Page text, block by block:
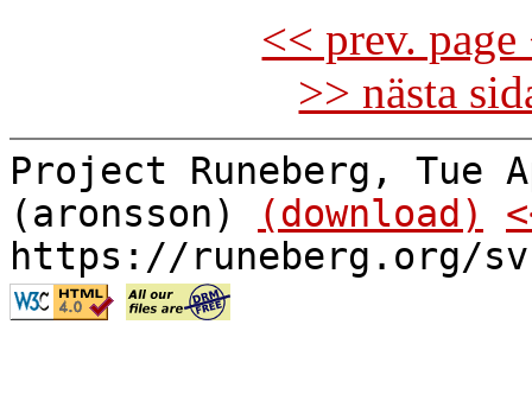
<< prev.
>> nästa
Project Runeberg, Tue
(aronsson)
(download)
https://runeberg.org/